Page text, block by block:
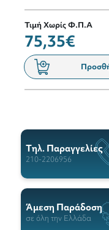
Τιμή Χωρίς Φ.Π.Α
75,35€
Tηλ. Παραγγελίες
210-2206956
Άμεση Παράδοση
σε όλη την Ελλάδα